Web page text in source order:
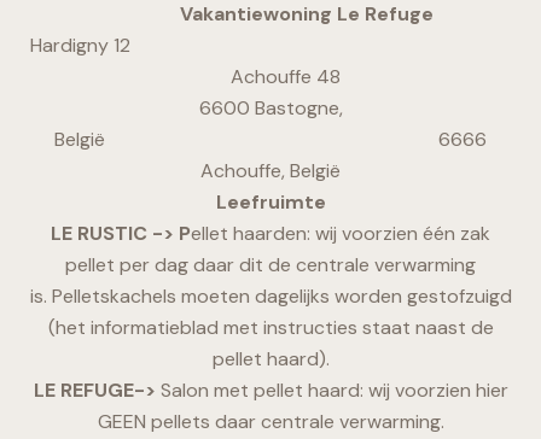
Vakantiewoning Le Refuge
Hardigny 12
Achouffe 48
6600 Bastogne,
België 6666
Achouffe, België
Leefruimte
LE RUSTIC -> Pellet haarden: wij voorzien één zak
pellet per dag daar dit de centrale verwarming
is. Pelletskachels moeten dagelijks worden gestofzuigd
(het informatieblad met instructies staat naast de
pellet haard).
LE REFUGE-> Salon met pellet haard: wij voorzien hier
GEEN pellets daar centrale verwarming.